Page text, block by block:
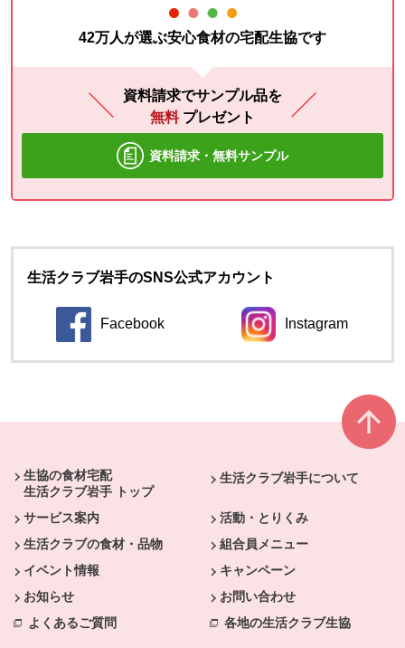
42万人が選ぶ安心食材の宅配生協です
資料請求でサンプル品を
無料 プレゼント
資料請求・無料サンプル
生活クラブ岩手のSNS公式アカウント
Facebook Instagram
生協の食材宅配
生活クラブ岩手 トップ
生活クラブ岩手について
サービス案内
活動・とりくみ
生活クラブの食材・品物
組合員メニュー
イベント情報
キャンペーン
お知らせ
お問い合わせ
よくあるご質問
各地の生活クラブ生協